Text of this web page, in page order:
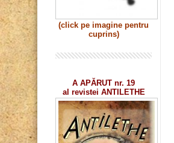
(click pe imagine pentru
cuprins)
A APĂRUT nr. 19
al revistei ANTILETHE